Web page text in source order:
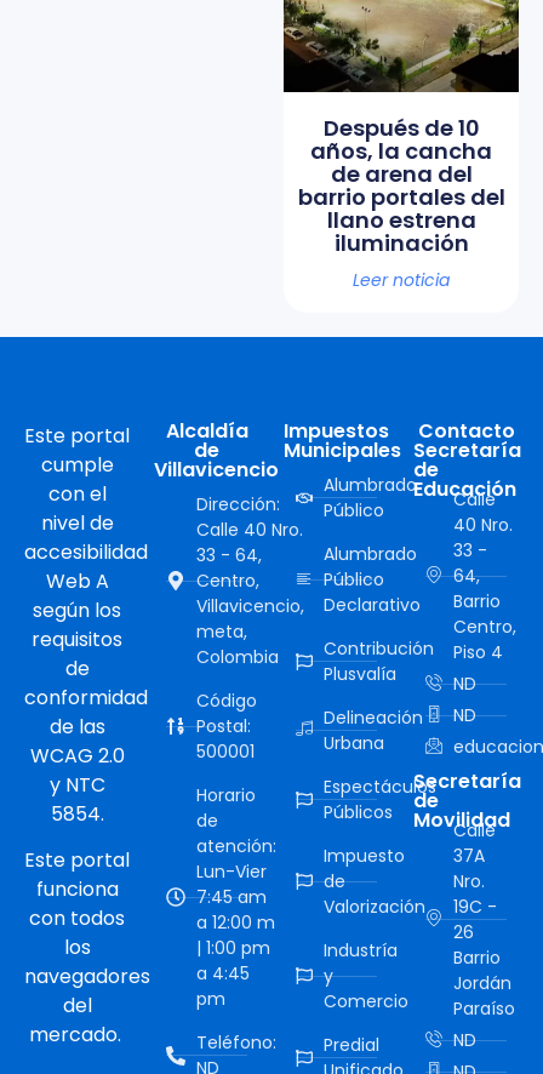
Después de 10
años, la cancha
de arena del
barrio portales del
llano estrena
iluminación
Leer noticia
Este portal
cumple
con el
nivel de
accesibilidad
Web A
según los
requisitos
de
conformidad
de las
WCAG 2.0
y NTC
5854.
Este portal
funciona
con todos
los
navegadores
del
mercado.
Alcaldía
de
Villavicencio
Dirección:
Calle 40 Nro.
33 - 64,
Centro,
Villavicencio,
meta,
Colombia
Código
Postal:
500001
Horario
de
atención:
Lun-Vier
7:45 am
a 12:00 m
| 1:00 pm
a 4:45
pm
Teléfono:
ND
Impuestos
Municipales
Alumbrado
Público
Alumbrado
Público
Declarativo
Contribución
Plusvalía
Delineación
Urbana
Espectáculos
Públicos
Impuesto
de
Valorización
Industría
y
Comercio
Predial
Contacto
Secretaría
de
Educación
Calle
40 Nro.
33 -
64,
Barrio
Centro,
Piso 4
ND
ND
Secretaría
de
Movilidad
Calle
37A
Nro.
19C -
26
Barrio
Jordán
Paraíso
ND